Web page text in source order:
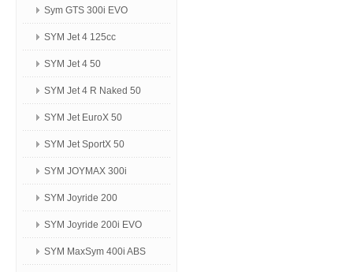
Sym GTS 300i EVO
SYM Jet 4 125сс
SYM Jet 4 50
SYM Jet 4 R Naked 50
SYM Jet EuroX 50
SYM Jet SportX 50
SYM JOYMAX 300i
SYM Joyride 200
SYM Joyride 200i EVO
SYM MaxSym 400i ABS